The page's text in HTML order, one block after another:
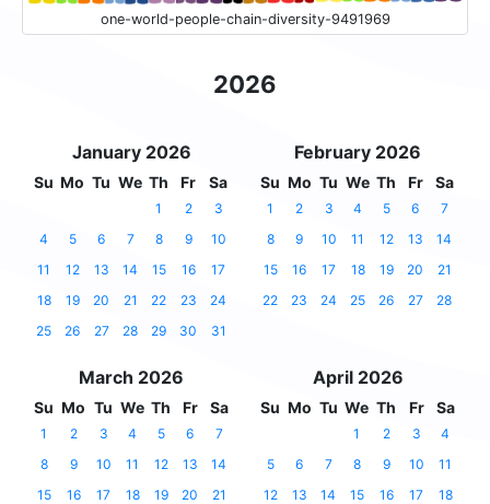
one-world-people-chain-diversity-9491969
2026
January 2026
Su Mo Tu We Th Fr Sa
1 2
3
4
5 6 7 8 9
10
11
12 13 14 15 16
17
18
19 20 21 22 23
24
25
26 27 28 29 30 31
February 2026
Su Mo Tu We Th Fr Sa
1 2 3 4 5 6
7
8
9 10 11 12 13
14
15
16 17 18 19 20
21
22
23 24 25 26 27 28
March 2026
Su Mo Tu We Th Fr Sa
1 2 3 4 5 6
7
8
9 10 11 12 13
14
15
16 17 18 19 20
21
April 2026
Su Mo Tu We Th Fr Sa
1 2 3
4
5
6 7 8 9 10
11
12
13 14 15 16 17
18